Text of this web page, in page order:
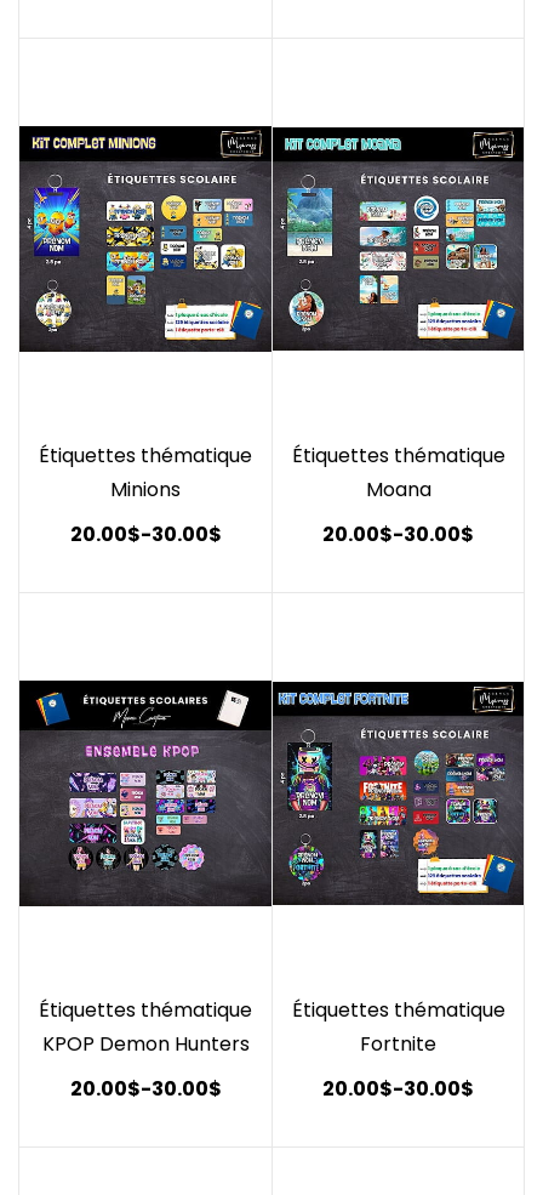
Étiquettes thématique
Minions
20.00$-30.00$
Étiquettes thématique
Moana
20.00$-30.00$
Étiquettes thématique
KPOP Demon Hunters
20.00$-30.00$
Étiquettes thématique
Fortnite
20.00$-30.00$